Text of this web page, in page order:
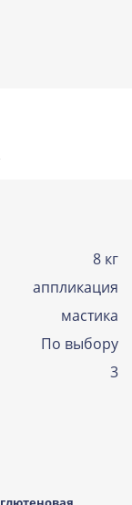
8 кг
аппликация
мастика
По выбору
3